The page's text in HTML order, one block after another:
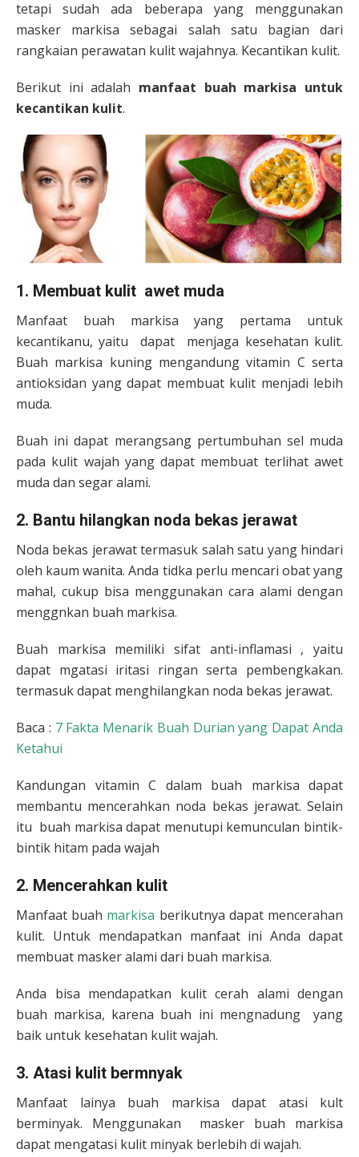
tetapi sudah ada beberapa yang menggunakan
masker markisa sebagai salah satu bagian dari
rangkaian perawatan kulit wajahnya. Kecantikan kulit.
Berikut ini adalah manfaat buah markisa untuk
kecantikan kulit.
1. Membuat kulit awet muda
Manfaat buah markisa yang pertama untuk
kecantikanu, yaitu dapat menjaga kesehatan kulit.
Buah markisa kuning mengandung vitamin C serta
antioksidan yang dapat membuat kulit menjadi lebih
muda.
Buah ini dapat merangsang pertumbuhan sel muda
pada kulit wajah yang dapat membuat terlihat awet
muda dan segar alami.
2. Bantu hilangkan noda bekas jerawat
Noda bekas jerawat termasuk salah satu yang hindari
oleh kaum wanita. Anda tidka perlu mencari obat yang
mahal, cukup bisa menggunakan cara alami dengan
menggnkan buah markisa.
Buah markisa memiliki sifat anti-inflamasi , yaitu
dapat mgatasi iritasi ringan serta pembengkakan.
termasuk dapat menghilangkan noda bekas jerawat.
Baca : 7 Fakta Menarik Buah Durian yang Dapat Anda
Ketahui
Kandungan vitamin C dalam buah markisa dapat
membantu mencerahkan noda bekas jerawat. Selain
itu buah markisa dapat menutupi kemunculan bintik-
bintik hitam pada wajah
2. Mencerahkan kulit
Manfaat buah markisa berikutnya dapat mencerahan
kulit. Untuk mendapatkan manfaat ini Anda dapat
membuat masker alami dari buah markisa.
Anda bisa mendapatkan kulit cerah alami dengan
buah markisa, karena buah ini mengnadung yang
baik untuk kesehatan kulit wajah.
3. Atasi kulit bermnyak
Manfaat lainya buah markisa dapat atasi kult
berminyak. Menggunakan masker buah markisa
dapat mengatasi kulit minyak berlebih di wajah.